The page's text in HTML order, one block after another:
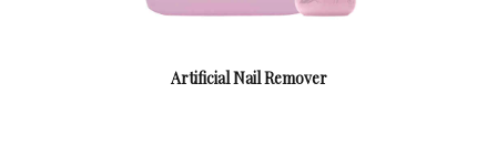
Artificial Nail Remover